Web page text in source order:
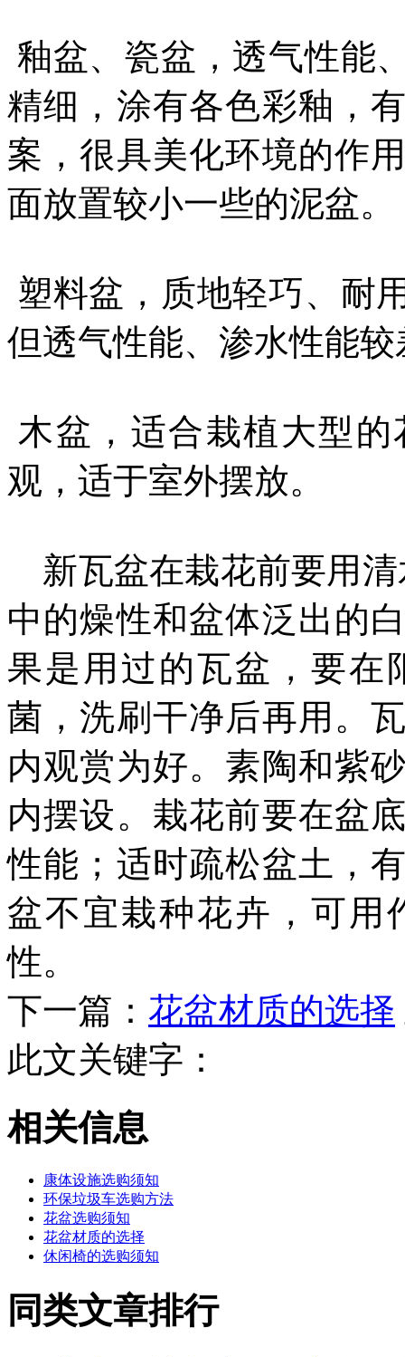
釉盆、瓷盆，透气性能
精细，涂有各色彩釉，
案，很具美化环境的作
面放置较小一些的泥盆。
塑料盆，质地轻巧、耐
但透气性能、渗水性能较
木盆，适合栽植大型
观，适于室外摆放。
新瓦盆在栽花前要用清
中的燥性和盆体泛出的
果是用过的瓦盆，要在
菌，洗刷干净后再用。
内观赏为好。素陶和紫
内摆设。栽花前要在盆
性能；适时疏松盆土，
盆不宜栽种花卉，可用
性。
下一篇： 花盆材质的选择
此文关键字：
相关信息
康体设施选购须知
环保垃圾车选购方法
花盆选购须知
花盆材质的选择
休闲椅的选购须知
同类文章排行